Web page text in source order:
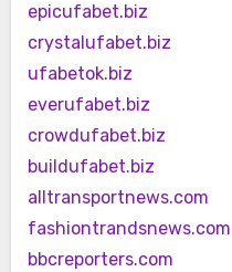
epicufabet.biz
crystalufabet.biz
ufabetok.biz
everufabet.biz
crowdufabet.biz
buildufabet.biz
alltransportnews.com
fashiontrandsnews.com
bbcreporters.com